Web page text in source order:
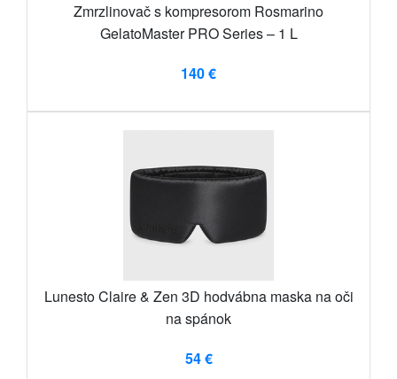
Zmrzlinovač s kompresorom Rosmarino
GelatoMaster PRO Series – 1 L
140 €
Lunesto Claire & Zen 3D hodvábna maska ​​na oči
na spánok
54 €